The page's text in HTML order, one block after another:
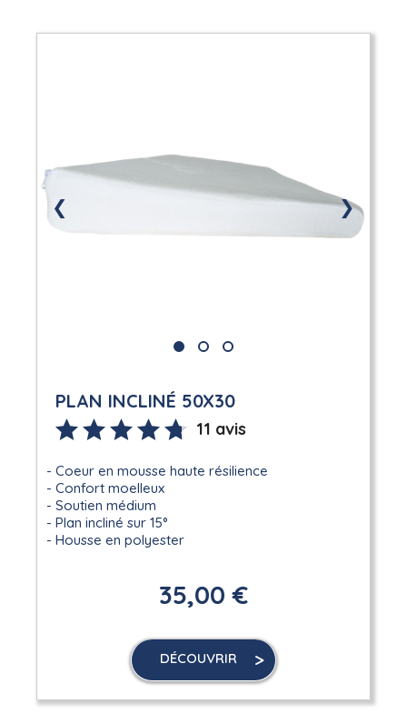
❮ ❯
PLAN INCLINÉ 50X30
11 avis
Coeur en mousse haute résilience
Confort moelleux
Soutien médium
Plan incliné sur 15°
Housse en polyester
35,00 €
DÉCOUVRIR